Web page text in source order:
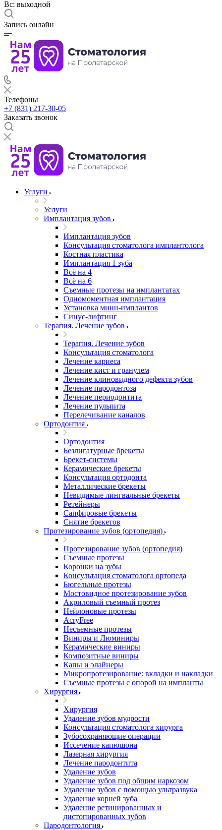
Вс: выходной
Запись онлайн
Телефоны
+7 (831) 217-30-05
Заказать звонок
Услуги
Услуги
Имплантация зубов
Имплантация зубов
Консультация стоматолога имплантолога
Костная пластика
Имплантация 1 зуба
Всё на 4
Всё на 6
Съемные протезы на имплантатах
Одномоментная имплантация
Установка мини-имплантов
Синус-лифтинг
Терапия. Лечение зубов
Терапия. Лечение зубов
Консультация стоматолога
Лечение кариеса
Лечение кист и гранулем
Лечение клиновидного дефекта зубов
Лечение пародонтоза
Лечение периодонтита
Лечение пульпита
Перелечивание каналов
Ортодонтия
Ортодонтия
Безлигатурные брекеты
Брекет-системы
Керамические брекеты
Консультация ортодонта
Металлические брекеты
Невидимые лингвальные брекеты
Ретейнеры
Сапфировые брекеты
Снятие брекетов
Протезирование зубов (ортопедия)
Протезирование зубов (ортопедия)
Съемные протезы
Коронки на зубы
Консультация стоматолога ортопеда
Бюгельные протезы
Мостовидное протезирование зубов
Акриловый съемный протез
Нейлоновые протезы
AcryFree
Несъемные протезы
Виниры и Люминиры
Керамические виниры
Композитные виниры
Капы и элайнеры
Микропротезирование: вкладки и накладки
Съемные протезы с опорой на импланты
Хирургия
Хирургия
Удаление зубов мудрости
Консультация стоматолога хирурга
Зубосохраняющие операции
Иссечение капюшона
Лазерная хирургия
Лечение пародонтита
Удаление зубов
Удаление зубов под общим наркозом
Удаление зубов с помощью ультразвука
Удаление корней зуба
Удаление ретинированных и
дистопированных зубов
Пародонтология